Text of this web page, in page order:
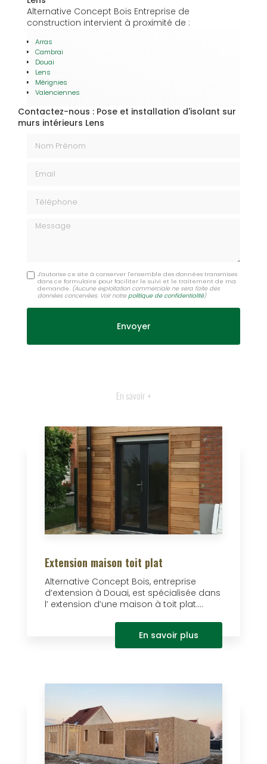
Alternative Concept Bois Entreprise de
construction intervient à proximité de :
Arras
Cambrai
Douai
Lens
Mérignies
Valenciennes
Contactez-nous : Pose et installation d'isolant sur
murs intérieurs Lens
Message
J'autorise ce site à conserver l'ensemble des données transmises
dans ce formulaire pour faciliter le suivi et le traitement de ma
demande. (Aucune exploitation commerciale ne sera faite des
données concervées. Voir notrepolitique de confidentialité)
En savoir +
Extension maison toit plat
Alternative Concept Bois, entreprise
d’extension à Douai, est spécialisée dans
l’ extension d’une maison à toit plat....
En savoir plus